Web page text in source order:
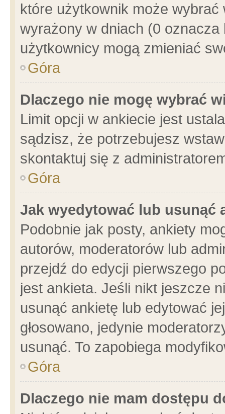
które użytkownik może
wyrażony w dniach (0
użytkownicy mogą zmieniać
Góra
Dlaczego nie mogę wybrać
Limit opcji w ankiecie jest
sądzisz, że potrzebujesz
skontaktuj się z
Góra
Jak wyedytować lub usunąć
Podobnie jak posty, ankiety
autorów, moderatorów lub
przejdź do edycji pierwszego
jest ankieta. Jeśli nikt jeszcze
usunąć ankietę lub edytować
głosowano, jedynie
usunąć. To zapobiega
Góra
Dlaczego nie mam dostępu